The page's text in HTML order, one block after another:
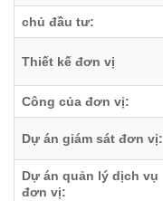
chủ đầu tư:
Thiết kế đơn vị
Công của đơn vị:
Dự án giám sát đơn vị:
Dự án quản lý dịch vụ
đơn vị: